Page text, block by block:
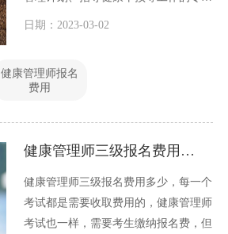
人士。这是一项非常重要的工作，因为
康管理师，因此在这篇文章中，我们将
日期：2023-03-02
健康管理师报名
费用
健康管理师三级报名费用多少
健康管理师三级报名费用多少，每一个
考试都是需要收取费用的，健康管理师
考试也一样，需要考生缴纳报名费，但